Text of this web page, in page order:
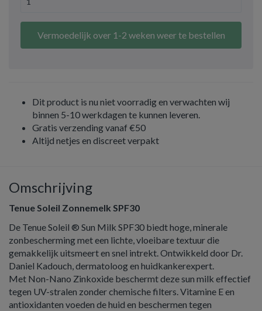
Vermoedelijk over 1-2 weken weer te bestellen
Dit product is nu niet voorradig en verwachten wij
binnen 5-10 werkdagen te kunnen leveren.
Gratis verzending vanaf €50
Altijd netjes en discreet verpakt
Omschrijving
Tenue Soleil Zonnemelk SPF30
De Tenue Soleil ® Sun Milk SPF30 biedt hoge, minerale
zonbescherming met een lichte, vloeibare textuur die
gemakkelijk uitsmeert en snel intrekt. Ontwikkeld door Dr.
Daniel Kadouch, dermatoloog en huidkankerexpert.
Met Non-Nano Zinkoxide beschermt deze sun milk effectief
tegen UV-stralen zonder chemische filters. Vitamine E en
antioxidanten voeden de huid en beschermen tegen